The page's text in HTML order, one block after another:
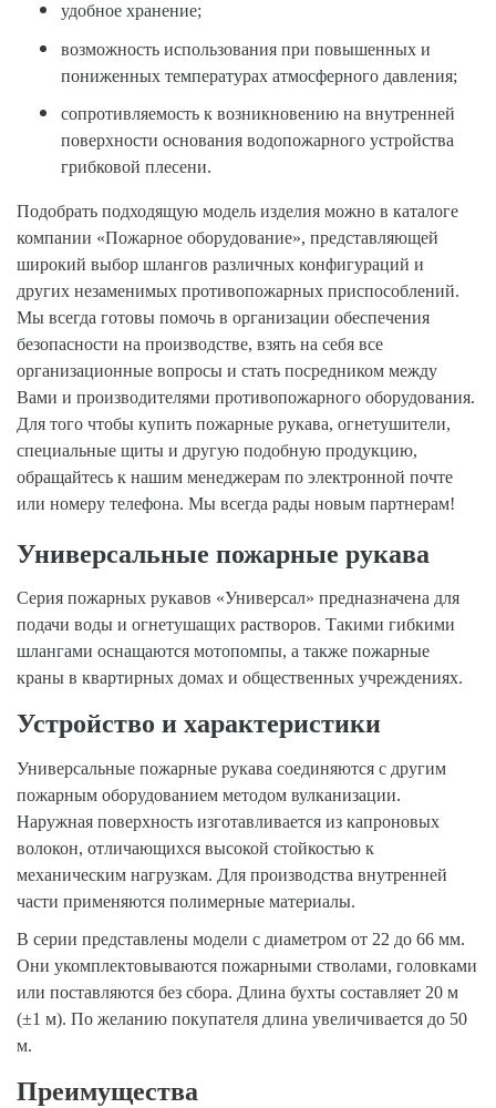
удобное хранение;
возможность использования при повышенных и
пониженных температурах атмосферного давления;
сопротивляемость к возникновению на внутренней
поверхности основания водопожарного устройства
грибковой плесени.
Подобрать подходящую модель изделия можно в каталоге
компании «Пожарное оборудование», представляющей
широкий выбор шлангов различных конфигураций и
других незаменимых противопожарных приспособлений.
Мы всегда готовы помочь в организации обеспечения
безопасности на производстве, взять на себя все
организационные вопросы и стать посредником между
Вами и производителями противопожарного оборудования.
Для того чтобы купить пожарные рукава, огнетушители,
специальные щиты и другую подобную продукцию,
обращайтесь к нашим менеджерам по электронной почте
или номеру телефона. Мы всегда рады новым партнерам!
Универсальные пожарные рукава
Серия пожарных рукавов «Универсал» предназначена для
подачи воды и огнетушащих растворов. Такими гибкими
шлангами оснащаются мотопомпы, а также пожарные
краны в квартирных домах и общественных учреждениях.
Устройство и характеристики
Универсальные пожарные рукава соединяются с другим
пожарным оборудованием методом вулканизации.
Наружная поверхность изготавливается из капроновых
волокон, отличающихся высокой стойкостью к
механическим нагрузкам. Для производства внутренней
части применяются полимерные материалы.
В серии представлены модели с диаметром от 22 до 66 мм.
Они укомплектовываются пожарными стволами, головками
или поставляются без сбора. Длина бухты составляет 20 м
(±1 м). По желанию покупателя длина увеличивается до 50
м.
Преимущества